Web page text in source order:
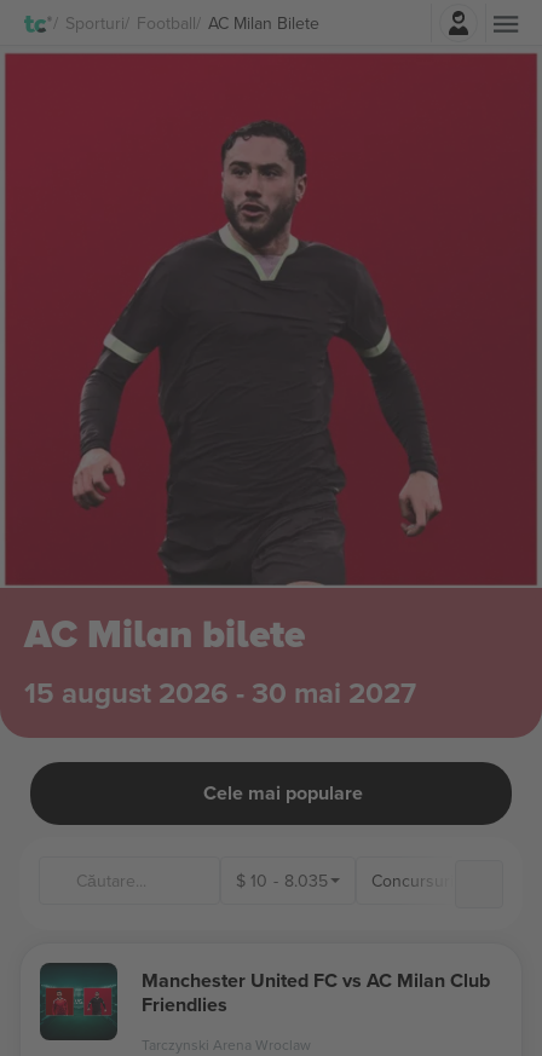
Sporturi Football AC Milan BileteAutentificare
AC Milan bilete
15 august 2026 - 30 mai 2027
Cele mai populare
$ 10 - 8.035 Concursuri
Manchester United FC vs AC Milan Club
Friendlies
Tarczynski Arena Wroclaw